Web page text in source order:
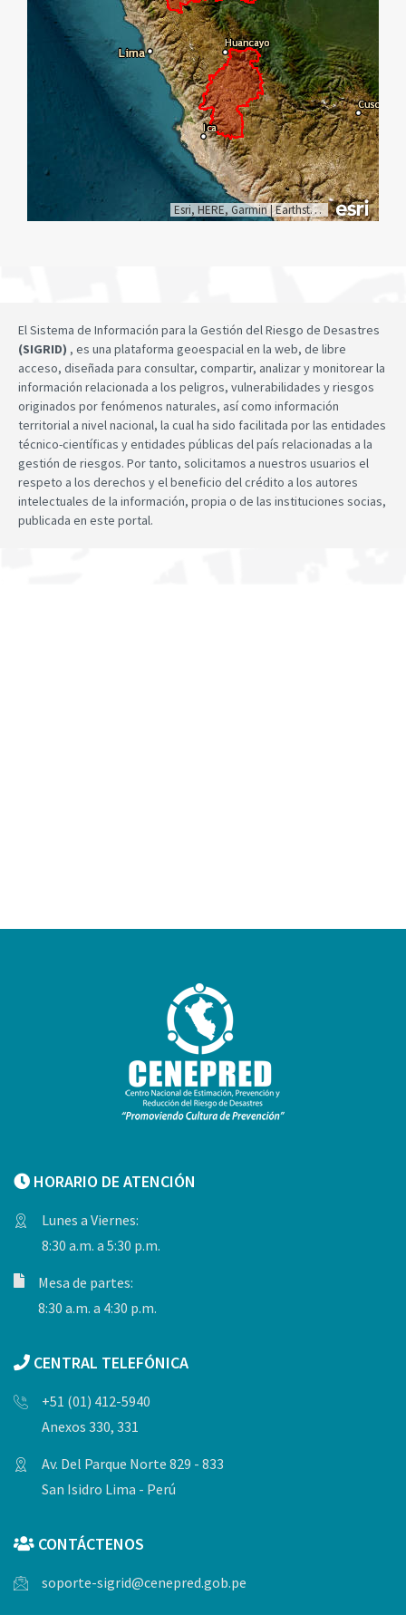
Esri, HERE, Garmin|Earthstar Geographics
El Sistema de Información para la Gestión del Riesgo de Desastres
(SIGRID) , es una plataforma geoespacial en la web, de libre
acceso, diseñada para consultar, compartir, analizar y monitorear la
información relacionada a los peligros, vulnerabilidades y riesgos
originados por fenómenos naturales, así como información
territorial a nivel nacional, la cual ha sido facilitada por las entidades
técnico-científicas y entidades públicas del país relacionadas a la
gestión de riesgos. Por tanto, solicitamos a nuestros usuarios el
respeto a los derechos y el beneficio del crédito a los autores
intelectuales de la información, propia o de las instituciones socias,
publicada en este portal.
HORARIO DE ATENCIÓN
Lunes a Viernes:
8:30 a.m. a 5:30 p.m.
Mesa de partes:
8:30 a.m. a 4:30 p.m.
CENTRAL TELEFÓNICA
+51 (01) 412-5940
Anexos 330, 331
Av. Del Parque Norte 829 - 833
San Isidro Lima - Perú
CONTÁCTENOS
soporte-sigrid@cenepred.gob.pe